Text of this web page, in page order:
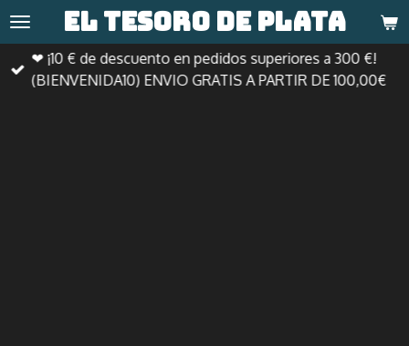
Ir
al
contenido
principal
El tesoro de plata
❤ ¡10 € de descuento en pedidos superiores a 300 €!
(BIENVENIDA10) ENVIO GRATIS A PARTIR DE 100,00€